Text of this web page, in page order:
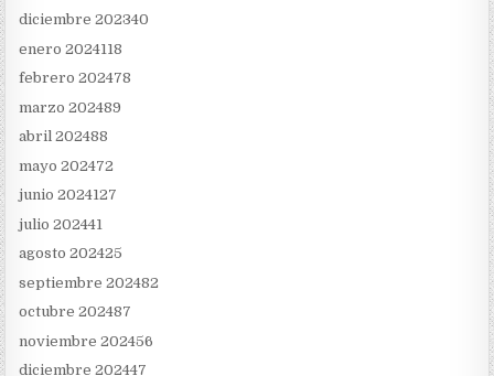
diciembre 202340
enero 2024118
febrero 202478
marzo 202489
abril 202488
mayo 202472
junio 2024127
julio 202441
agosto 202425
septiembre 202482
octubre 202487
noviembre 202456
diciembre 202447